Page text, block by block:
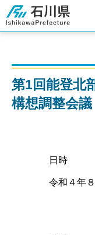
石川県
第1回能登北
構想調整会議
日時
令和４年８月